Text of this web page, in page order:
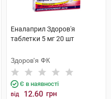
Еналаприл Здоров'я
таблетки 5 мг 20 шт
Здоров'я ФК
Є в наявності
від 12.60 грн